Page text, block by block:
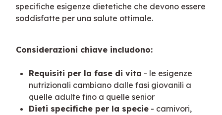
specifiche esigenze dietetiche che devono essere
soddisfatte per una salute ottimale.
Considerazioni chiave includono:
Requisiti per la fase di vita - le esigenze
nutrizionali cambiano dalle fasi giovanili a
quelle adulte fino a quelle senior
Dieti specifiche per la specie - carnivori,